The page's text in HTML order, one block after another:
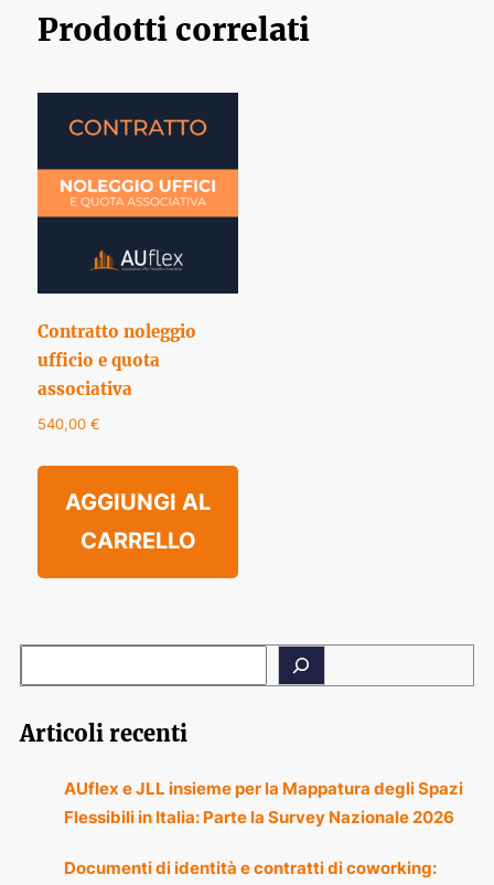
Prodotti correlati
Contratto noleggio
ufficio e quota
associativa
540,00€
AGGIUNGI AL
CARRELLO
Articoli recenti
AUflex e JLL insieme per la Mappatura degli Spazi
Flessibili in Italia: Parte la Survey Nazionale 2026
Documenti di identità e contratti di coworking: